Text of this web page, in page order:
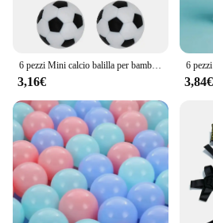
easy for vendors to offer a
customers.
6 pezzi Mini calcio balilla per bambini palloni da calcio sostituibili Foosball accessori Desktop sostituto
3,16€ 3,84€